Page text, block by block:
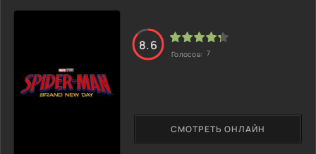
внушительными поражениями.
Экипажу все-таки удается спасти и забрать на борт
подлодки нескольких людей. Среди спасенных
счастливчиков медсестра Клэр Пэйдж и двое мужчин.
Через некоторое время командующий офицер Брайс
понимает, что один из спасенных на самом деле немецкий
военнопленный. На борту субмарины начинают
происходить необъяснимые события. Брайсу необходимо
разобраться в ситуации.
СМОТРЕТЬ ОНЛАЙН
8.6
Голосов: 7